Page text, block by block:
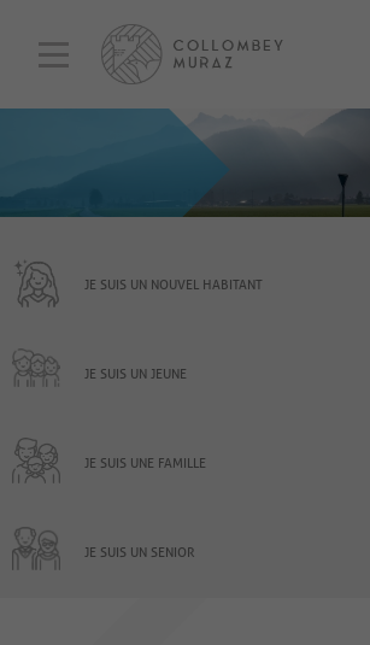
JE SUIS UN NOUVEL HABITANT
JE SUIS UN JEUNE
JE SUIS UNE FAMILLE
JE SUIS UN SENIOR